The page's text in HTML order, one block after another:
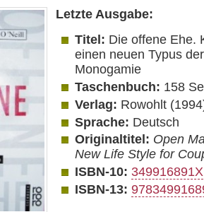
Letzte Ausgabe:
Titel: Die offene Ehe.
einen neuen Typus der
Monogamie
Taschenbuch: 158
Verlag: Rowohlt
Sprache: Deutsch
Originaltitel: Open
New Life Style for
ISBN-10: 349916891X
ISBN-13: